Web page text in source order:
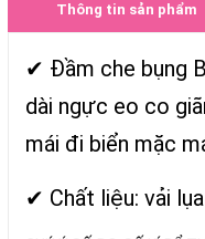
Thông tin sản phẩm
✔ Đầm che bụng
dài ngực eo co
mái đi biển mặc
✔ Chất liệu: vải